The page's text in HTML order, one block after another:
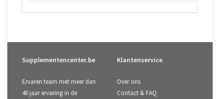
Supplementencenter.be
Ervaren team met meer dan
40 jaar ervaring in de
Klantenservice
Over ons
Contact & FAQ